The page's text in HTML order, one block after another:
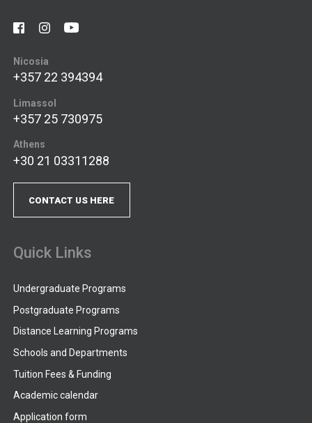
Nicosia
+357 22 394394
Limassol
+357 25 730975
Athens
+30 21 03311288
CONTACT US HERE
Quick Links
Undergraduate Programs
Postgraduate Programs
Distance Learning Programs
Schools and Departments
Tuition Fees & Funding
Academic calendar
Application form